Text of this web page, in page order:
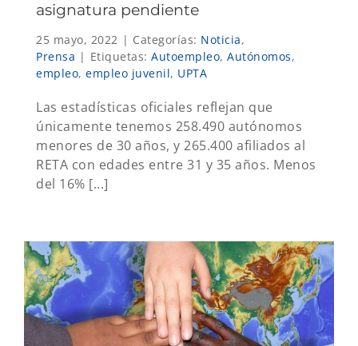
asignatura pendiente
25 mayo, 2022 | Categorías: Noticia,
Prensa | Etiquetas: Autoempleo, Autónomos,
empleo, empleo juvenil, UPTA
Las estadísticas oficiales reflejan que
únicamente tenemos 258.490 autónomos
menores de 30 años, y 265.400 afiliados al
RETA con edades entre 31 y 35 años. Menos
del 16% [...]